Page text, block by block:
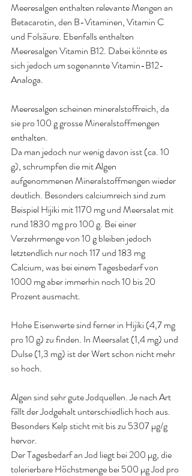
Meeresalgen enthalten relevante Mengen an
Betacarotin, den B-Vitaminen, Vitamin C
und Folsäure. Ebenfalls enthalten
Meeresalgen Vitamin B12. Dabei könnte es
sich jedoch um sogenannte Vitamin-B12-
Analoga.
Meeresalgen scheinen mineralstoffreich, da
sie pro 100 g grosse Mineralstoffmengen
enthalten.
Da man jedoch nur wenig davon isst (ca. 10
g), schrumpfen die mit Algen
aufgenommenen Mineralstoffmengen wieder
deutlich. Besonders calciumreich sind zum
Beispiel Hijiki mit 1170 mg und Meersalat mit
rund 1830 mg pro 100 g. Bei einer
Verzehrmenge von 10 g bleiben jedoch
letztendlich nur noch 117 und 183 mg
Calcium, was bei einem Tagesbedarf von
1000 mg aber immerhin noch 10 bis 20
Prozent ausmacht.
Hohe Eisenwerte sind ferner in Hijiki (4,7 mg
pro 10 g) zu finden. In Meersalat (1,4 mg) und
Dulse (1,3 mg) ist der Wert schon nicht mehr
so hoch.
Algen sind sehr gute Jodquellen. Je nach Art
fällt der Jodgehalt unterschiedlich hoch aus.
Besonders Kelp sticht mit bis zu 5307 µg/g
hervor.
Der Tagesbedarf an Jod liegt bei 200 µg, die
tolerierbare Höchstmenge bei 500 µg Jod pro